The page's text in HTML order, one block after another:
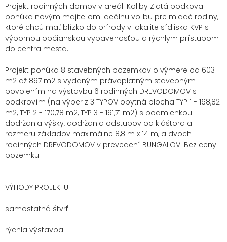
Projekt rodinných domov v areáli Koliby Zlatá podkova
ponúka novým majiteľom ideálnu voľbu pre mladé rodiny,
ktoré chcú mať blízko do prírody v lokalite sídliska KVP s
výbornou občianskou vybavenosťou a rýchlym prístupom
do centra mesta.
Projekt ponúka 8 stavebných pozemkov o výmere od 603
m2 až 897 m2 s vydaným právoplatným stavebným
povolením na výstavbu 6 rodinných DREVODOMOV s
podkrovím (na výber z 3 TYPOV obytná plocha TYP 1 - 168,82
m2, TYP 2 - 170,78 m2, TYP 3 - 191,71 m2) s podmienkou
dodržania výšky, dodržania odstupov od kláštora a
rozmeru základov maximálne 8,8 m x 14 m, a dvoch
rodinných DREVODOMOV v prevedení BUNGALOV. Bez ceny
pozemku.
VÝHODY PROJEKTU:
samostatná štvrť
rýchla výstavba